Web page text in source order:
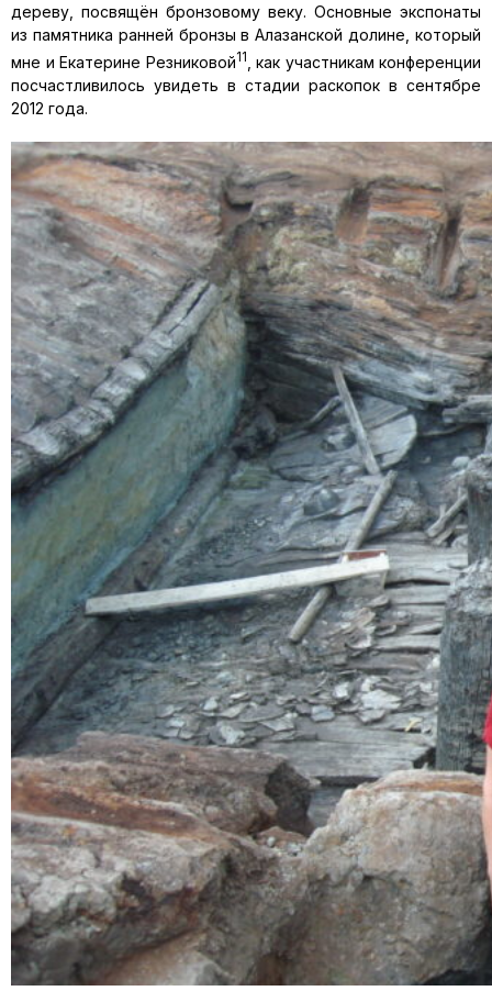
дереву, посвящён бронзовому веку. Основные экспонаты
из памятника ранней бронзы в Алазанской долине, который
мне и Екатерине Резниковой11
, как участникам конференции
посчастливилось увидеть в стадии раскопок в сентябре
2012 года.